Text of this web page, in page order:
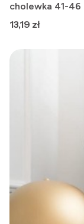
cholewka 41-46
Cena
13,19 zł